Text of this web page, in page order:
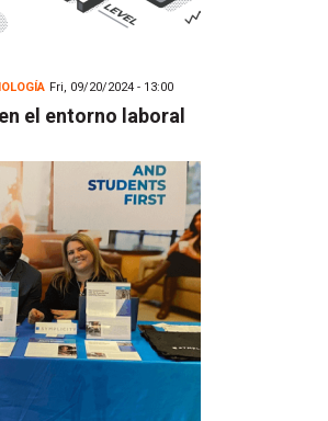
Fri, 09/20/2024 - 13:00
el entorno laboral